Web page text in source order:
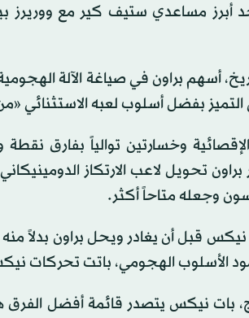
أسهم براون في صياغة الآلة
بفضل أسلوب لعبه الاستثنائي
قرر براون تحويل لاعب الارتكاز
وجعله متاحاً أكثر.
قبل أن يغادر ويحل براون بدلاً
الأسلوب الهجومي، باتت تحركات